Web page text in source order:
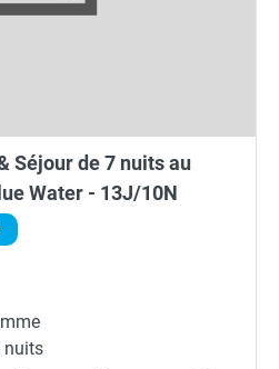
Séjour de 7 nuits au
Water - 13J/10N
nuits